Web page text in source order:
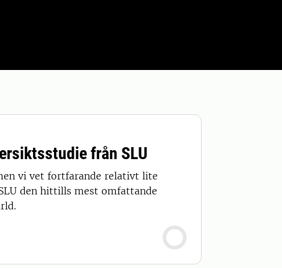
från SLU
vi vet fortfarande relativt lite
den hittills mest omfattande